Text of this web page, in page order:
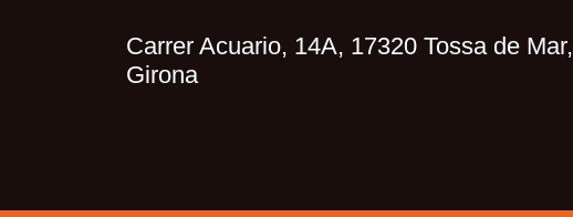
Carrer Acuario, 14A, 17320 Tossa de Mar,
Girona